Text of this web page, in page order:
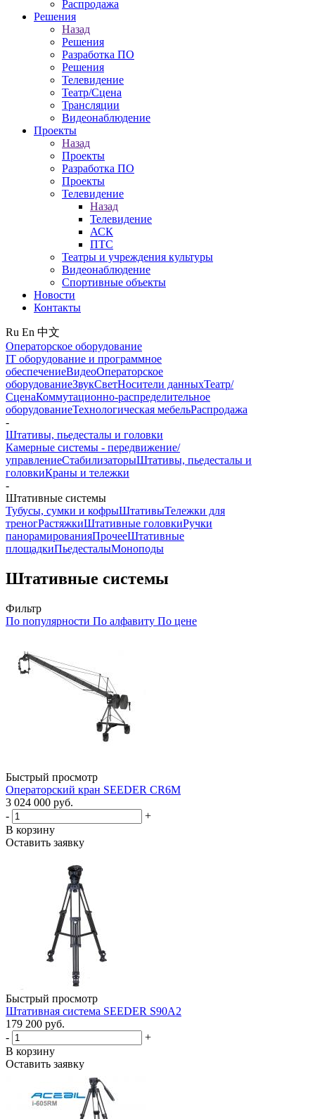
Распродажа
Решения
Назад
Решения
Разработка ПО
Решения
Телевидение
Театр/Сцена
Трансляции
Видеонаблюдение
Проекты
Назад
Проекты
Разработка ПО
Проекты
Телевидение
Назад
Телевидение
АСК
ПТС
Театры и учреждения культуры
Видеонаблюдение
Спортивные объекты
Новости
Контакты
Ru En 中文
Операторское оборудование
IT оборудование и программное
обеспечениеВидеоОператорское
оборудованиеЗвукСветНосители данныхТеатр/
СценаКоммутационно-распределительное
оборудованиеТехнологическая мебельРаспродажа
-
Штативы, пьедесталы и головки
Камерные системы - передвижение/
управлениеСтабилизаторыШтативы, пьедесталы и
головкиКраны и тележки
-
Штативные системы
Тубусы, сумки и кофрыШтативыТележки для
треногРастяжкиШтативные головкиРучки
панорамированияПрочееШтативные
площадкиПьедесталыМоноподы
Штативные системы
Фильтр
По популярности По алфавиту По цене
Быстрый просмотр
Операторский кран SEEDER CR6M
3 024 000 руб.
-
+
В корзину
Оставить заявку
Быстрый просмотр
Штативная система SEEDER S90A2
179 200 руб.
-
+
В корзину
Оставить заявку